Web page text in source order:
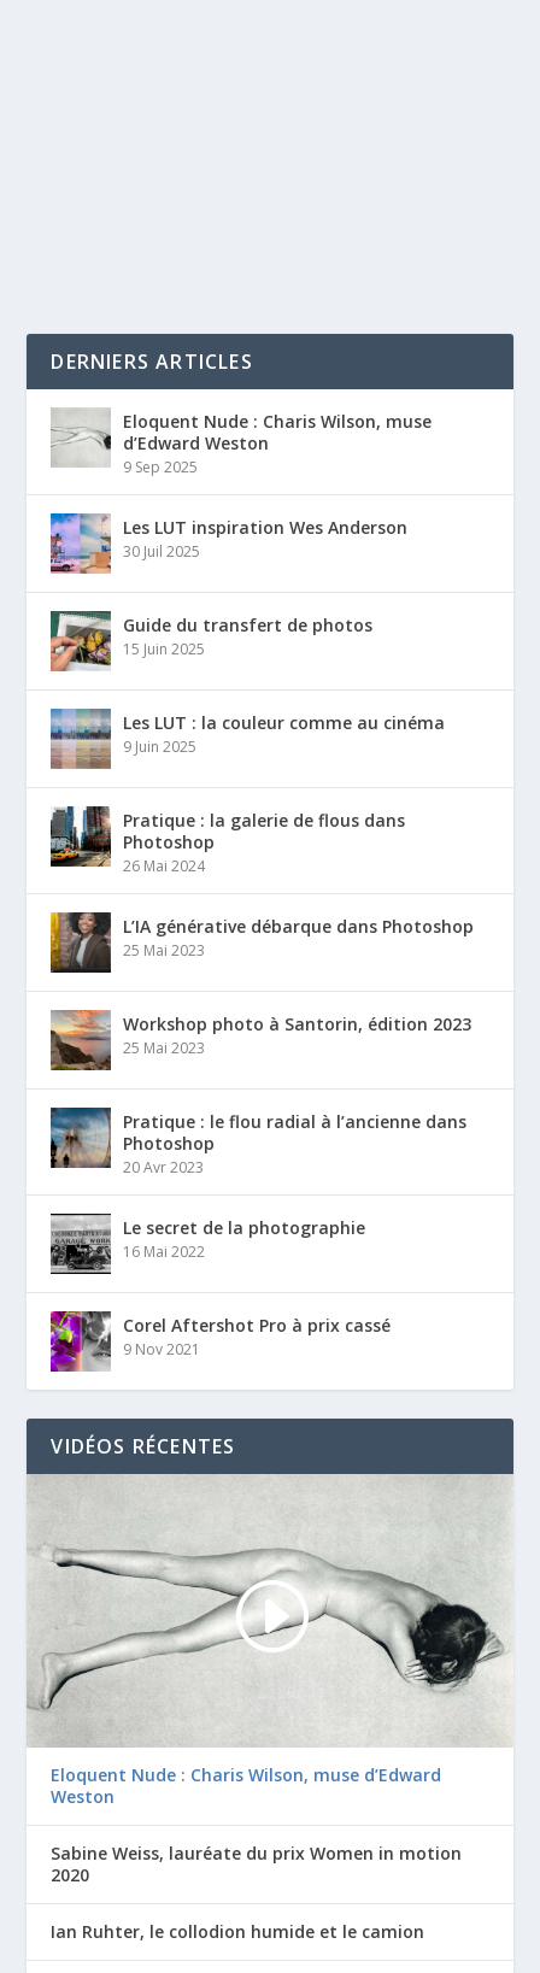
DERNIERS ARTICLES
Eloquent Nude : Charis Wilson, muse
d’Edward Weston
9 Sep 2025
Les LUT inspiration Wes Anderson
30 Juil 2025
Guide du transfert de photos
15 Juin 2025
Les LUT : la couleur comme au cinéma
9 Juin 2025
Pratique : la galerie de flous dans
Photoshop
26 Mai 2024
L’IA générative débarque dans Photoshop
25 Mai 2023
Workshop photo à Santorin, édition 2023
25 Mai 2023
Pratique : le flou radial à l’ancienne dans
Photoshop
20 Avr 2023
Le secret de la photographie
16 Mai 2022
Corel Aftershot Pro à prix cassé
9 Nov 2021
VIDÉOS RÉCENTES
Eloquent Nude : Charis Wilson, muse d’Edward
Weston
Sabine Weiss, lauréate du prix Women in motion
2020
Ian Ruhter, le collodion humide et le camion